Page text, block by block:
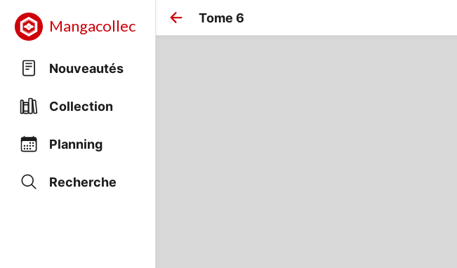
Mangacollec
Nouveautés
Collection
Planning
Recherche
Tome 6